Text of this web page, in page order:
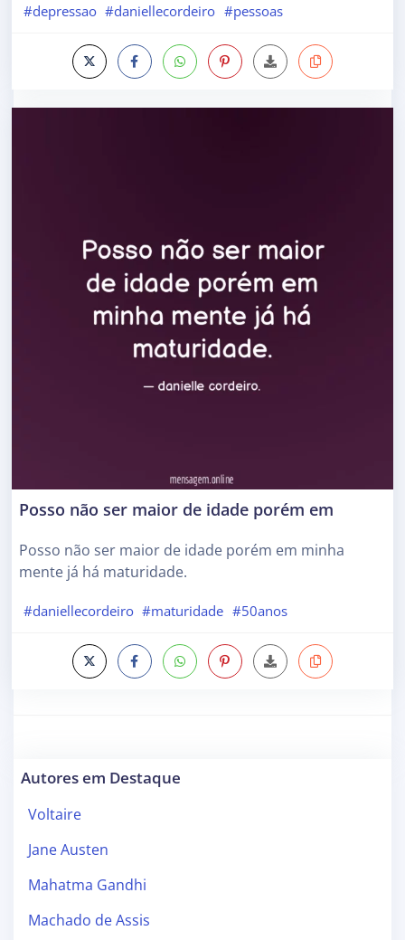
#depressao #daniellecordeiro #pessoas
Posso não ser maior de idade porém em
Posso não ser maior de idade porém em minha
mente já há maturidade.
#daniellecordeiro #maturidade #50anos
Autores em Destaque
Voltaire
Jane Austen
Mahatma Gandhi
Machado de Assis